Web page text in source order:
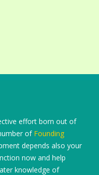
effort born out of
of Founding
depends also your
now and help
knowledge of